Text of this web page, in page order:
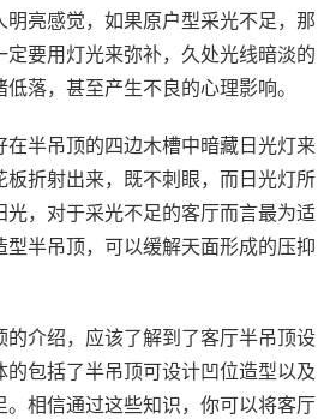
亮感觉，如果原户型采光不足，那
定要用灯光来弥补，久处光线暗淡的
落，甚至产生不良的心理影响。
在半吊顶的四边木槽中暗藏日光灯来
板折射出来，既不刺眼，而日光灯所
光，对于采光不足的客厅而言最为适
半吊顶，可以缓解天面形成的压抑
的介绍，应该了解到了客厅半吊顶设
包括了半吊顶可设计凹位造型以及
。相信通过这些知识，你可以将客厅